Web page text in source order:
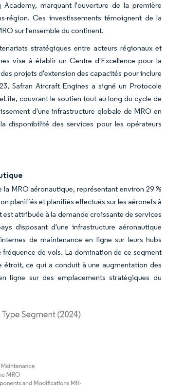
marquant l'ouverture de la première
région. Ces investissements témoignent de la
sur l'ensemble du continent.
stratégiques entre acteurs régionaux et
vise à établir un Centre d'Excellence pour la
projets d'extension des capacités pour inclure
Safran Aircraft Engines a signé un Protocole
couvrant le soutien tout au long du cycle de
d'une infrastructure globale de MRO en
disponibilité des services pour les opérateurs
MRO aéronautique, représentant environ 29 %
planifiés et planifiés effectués sur les aéronefs à
attribuée à la demande croissante de services
disposant d'une infrastructure aéronautique
de maintenance en ligne sur leurs hubs
de vols. La domination de ce segment
étroit, ce qui a conduit à une augmentation des
ligne sur des emplacements stratégiques du